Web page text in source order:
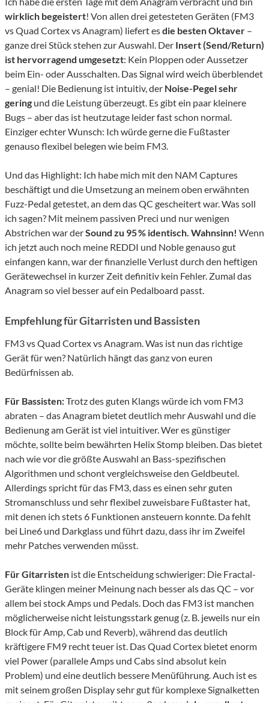
wirklich begeistert! Von allen drei getesteten Geräten (FM3
vs Quad Cortex vs Anagram) liefert esdie besten Oktaver –
ganze drei Stück stehen zur Auswahl. Der Insert (Send/Return)
ist hervorragend umgesetzt: Kein Ploppen oder Aussetzer
beim Ein- oder Ausschalten. Das Signal wird weich überblendet
– genial! Die Bedienung ist intuitiv, der Noise-Pegel sehr
gering und die Leistung überzeugt. Es gibt ein paar kleinere
Bugs – aber das ist heutzutage leider fast schon normal.
Einziger echter Wunsch: Ich würde gerne die Fußtaster
genauso flexibel belegen wie beim FM3.
Und das Highlight: Ich habe mich mit den NAM Captures
beschäftigt und die Umsetzung an meinem oben erwähnten
Fuzz-Pedal getestet, an dem das QC gescheitert war. Was soll
ich sagen? Mit meinem passiven Preci und nur wenigen
Abstrichen war derSound zu 95 % identisch. Wahnsinn! Wenn
ich jetzt auch noch meine REDDI und Noble genauso gut
einfangen kann, war der finanzielle Verlust durch den heftigen
Gerätewechsel in kurzer Zeit definitiv kein Fehler. Zumal das
Anagram so viel besser auf ein Pedalboard passt.
Empfehlung für Gitarristen und Bassisten
FM3 vs Quad Cortex vs Anagram. Was ist nun das richtige
Gerät für wen? Natürlich hängt das ganz von euren
Bedürfnissen ab.
Für Bassisten:Trotz des guten Klangs würde ich vom FM3
abraten – das Anagram bietet deutlich mehr Auswahl und die
Bedienung am Gerät ist viel intuitiver. Wer es günstiger
möchte, sollte beim bewährten Helix Stomp bleiben. Das bietet
nach wie vor die größte Auswahl an Bass-spezifischen
Algorithmen und schont vergleichsweise den Geldbeutel.
Allerdings spricht für das FM3, dass es einen sehr guten
Stromanschluss und sehr flexibel zuweisbare Fußtaster hat,
mit denen ich stets 6 Funktionen ansteuern konnte. Da fehlt
bei Line6 und Darkglass und führt dazu, dass ihr im Zweifel
mehr Patches verwenden müsst.
Für Gitarristen ist die Entscheidung schwieriger: Die Fractal-
Geräte klingen meiner Meinung nach besser als das QC – vor
allem bei stock Amps und Pedals. Doch das FM3 ist manchen
möglicherweise nicht leistungsstark genug (z. B. jeweils nur ein
Block für Amp, Cab und Reverb), während das deutlich
kräftigere FM9 recht teuer ist. Das Quad Cortex bietet enorm
viel Power (parallele Amps und Cabs sind absolut kein
Problem) und eine deutlich bessere Menüführung. Auch ist es
mit seinem großen Display sehr gut für komplexe Signalketten